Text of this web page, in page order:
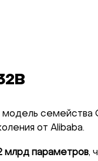
модель семейства
от Alibaba.
млрд параметров,